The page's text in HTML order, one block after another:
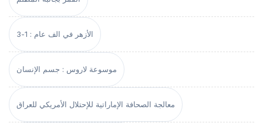
الأزهر في الف عام : 1-3
موسوعة لاروس : جسم الإنسان
معالجة الصحافة الإماراتية للإحتلال الأمريكي للعراق